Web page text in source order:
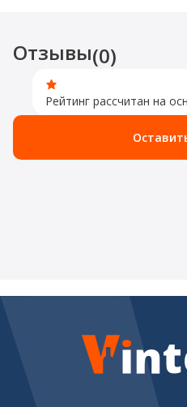
Отзывы(0)
Рейтинг рассчитан на